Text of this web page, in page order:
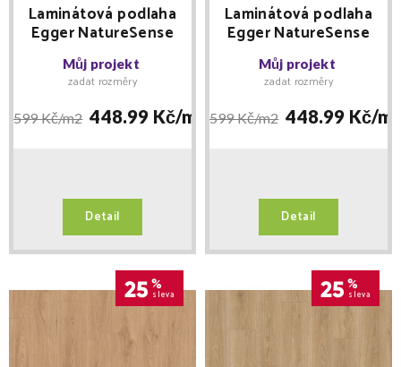
Laminátová podlaha
Egger NatureSense
Aqua Classic 33 Dub
Turin tmavý EL2192
Můj projekt
zadat rozměry
599 Kč/m2 448.99 Kč/m2
Detail
Laminátová podlaha
Egger NatureSense
Aqua Classic 33 Dub
Padua medový EL2172
Můj projekt
zadat rozměry
599 Kč/m2 448.99 Kč/
Detail
25 %
sleva 25 %
sleva